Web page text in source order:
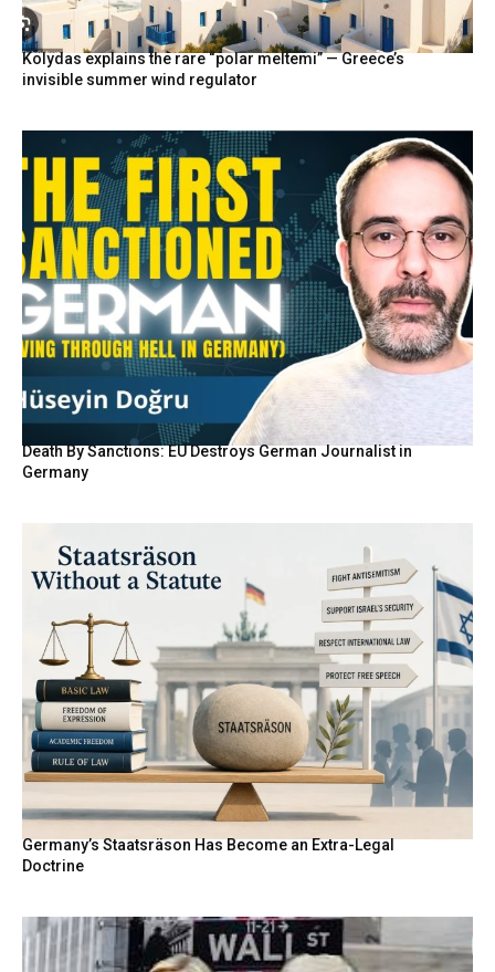
Kolydas explains the rare “polar meltemi” — Greece’s
invisible summer wind regulator
Death By Sanctions: EU Destroys German Journalist in
Germany
Germany’s Staatsräson Has Become an Extra-Legal
Doctrine